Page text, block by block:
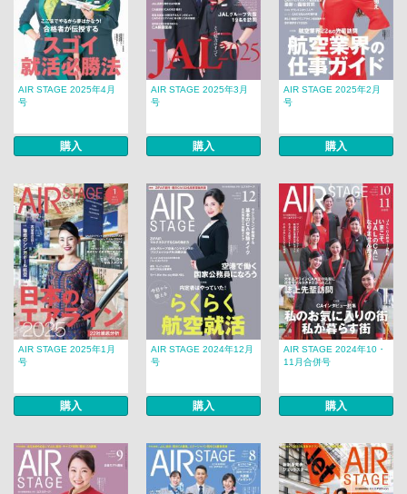
AIR STAGE 2025年4月
号
購入
AIR STAGE 2025年3月
号
購入
AIR STAGE 2025年2月
号
購入
AIR STAGE 2025年1月
号
購入
AIR STAGE 2024年12月
号
購入
AIR STAGE 2024年10・
11月合併号
購入